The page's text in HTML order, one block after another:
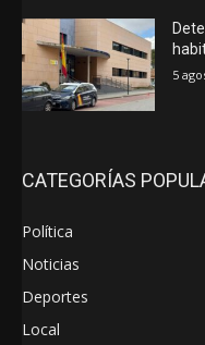
5
CATEGORÍAS
Política
Noticias
Deportes
Local